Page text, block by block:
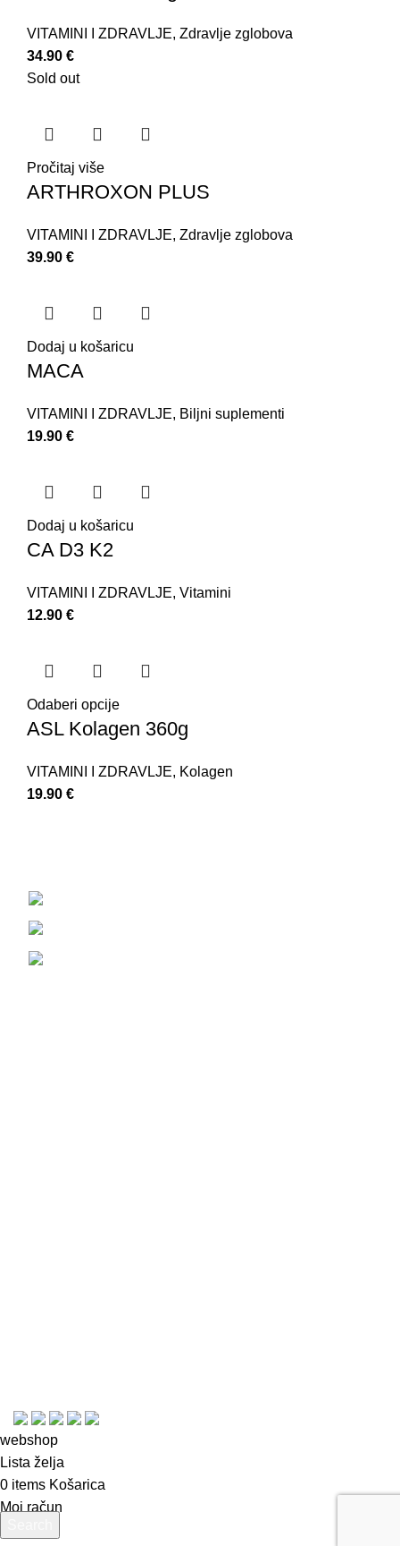
VITAMINI I ZDRAVLJE, Zdravlje zglobova
34.90 €
Sold out
Pročitaj više
ARTHROXON PLUS
VITAMINI I ZDRAVLJE, Zdravlje zglobova
39.90 €
Dodaj u košaricu
MACA
VITAMINI I ZDRAVLJE, Biljni suplementi
19.90 €
Dodaj u košaricu
CA D3 K2
VITAMINI I ZDRAVLJE, Vitamini
12.90 €
Odaberi opcije
ASL Kolagen 360g
VITAMINI I ZDRAVLJE, Kolagen
19.90 €
webshop
Lista želja
0 items Košarica
Moj račun